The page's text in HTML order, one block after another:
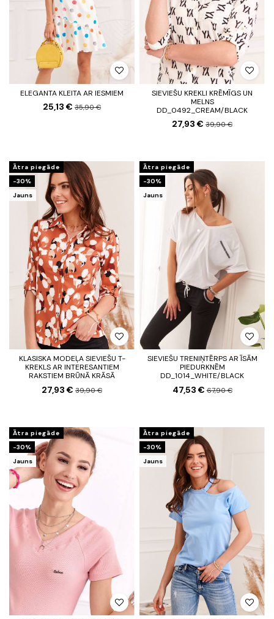
ELEGANTA KLEITA AR IESMIEM
25,13 € 35,90 €
SIEVIEŠU KREKLI KRĒMĪGS UN
MELNS
DD_0492_CREAM/BLACK
27,93 € 39,90 €
Ātra piegāde
-30%
Jauns
KLASISKA MODEĻA SIEVIEŠU T-
KREKLS AR INTERESANTIEM
RAKSTIEM BRŪNĀ KRĀSĀ
27,93 € 39,90 €
Ātra piegāde
-30%
Jauns
SIEVIEŠU TRENIŅTĒRPS AR ĪSĀM
PIEDURKNĒM
DD_1014_WHITE/BLACK
47,53 €67,90 €
Ātra piegāde
-30%
Jauns
Ātra piegāde
-30%
Jauns